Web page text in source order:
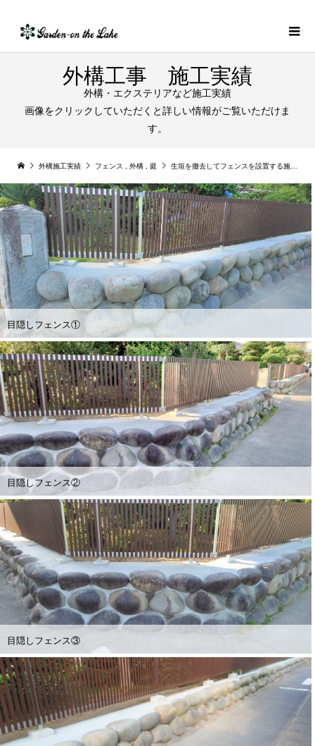
外構工事 施工実績
外構・エクステリアなど施工実績
画像をクリックしていただくと詳しい情報がご覧いただけま
す。
外構施工実績 フェンス 外構 庭 生垣を撤去してフェンスを設置する施工例｜扶桑町
目隠しフェンス①
目隠しフェンス②
目隠しフェンス③